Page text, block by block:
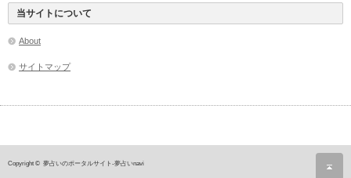
当サイトについて
About
サイトマップ
Copyright © 夢占いのポータルサイト-夢占いnavi